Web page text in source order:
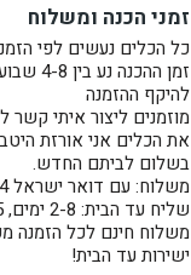
זמני הכנה ומשלוח
כל הכלים נעשים לפי
זמן
להיקף ההזמנה
מוזמנים ליצור איתי
את הכלים אני אורזת
בשלום לביתם החדש.
משלוח: עם דואר ישראל 24 ₪
שליח עד הבית: 2-8 ימים, 45 ₪
ישירות עד הבית!